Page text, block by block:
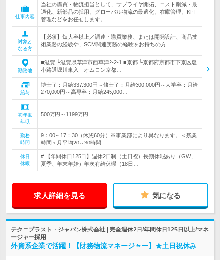
仕事内容
当社の購買・物流担当として、サプライヤ開拓、コスト削減・最
適化、新部品の採用、グローバル物流の最適化、在庫管理、KPI
管理などをお任せします。
対象と
なる方
【必須】短大卒以上／調達・購買業務、または開発設計、商品技
術業務の経験や、SCM関連実務の経験をお持ちの方
勤務地
■滋賀 └滋賀県草津市西草津2-2-1 ■京都 └京都府京都市下京区塩
小路通堀川東入 オムロン京都…
給与
博士了：月給337,300円～修士了：月給300,000円～大学卒：月給
270,000円～高専卒：月給245,000…
初年度
年収
500万円～1199万円
勤務
時間
9：00～17：30（休憩60分）※事業部により異なります。＜残業
時間＞月平均20～30時間
休日
休暇
# 【年間休日125日】週休2日制（土日祝）長期休暇あり（GW、
夏季、年末年始）年次有給休暇（18日…
求人詳細を見る 気になる
テクニプラスト・ジャパン株式会社 | 完全週休2日/年間休日125日以上/マネ
ージャー採用
外資系企業で活躍！【財務物流マネージャー】★土日祝休み